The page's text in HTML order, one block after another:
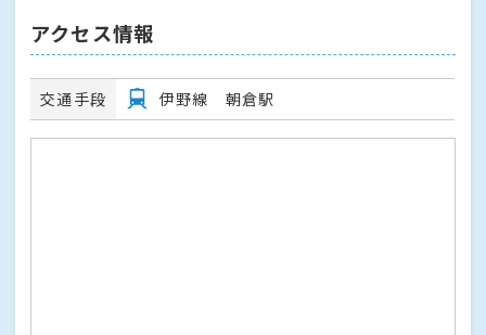
アクセス情報
交通手段 伊野線 朝倉駅